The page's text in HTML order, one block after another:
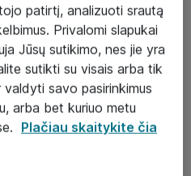
patirtį, analizuoti srautą
Privalomi slapukai
Jūsų sutikimo, nes jie yra
sutikti su visais arba tik
valdyti savo pasirinkimus
arba bet kuriuo metu
Plačiau skaitykite čia